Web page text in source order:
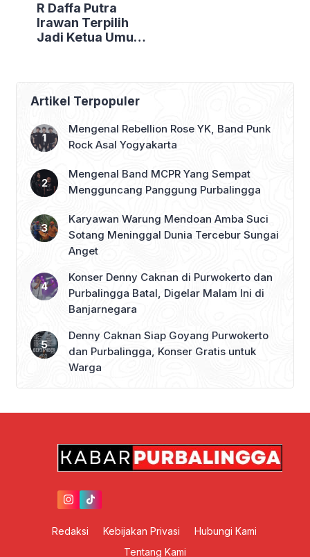
R Daffa Putra
Irawan Terpilih
Jadi Ketua Umum
2029
Artikel Terpopuler
Mengenal Rebellion Rose YK, Band Punk
Rock Asal Yogyakarta
Mengenal Band MCPR Yang Sempat
Mengguncang Panggung Purbalingga
Karyawan Warung Mendoan Amba Suci
Sotang Meninggal Dunia Tercebur Sungai
Anget
Konser Denny Caknan di Purwokerto dan
Purbalingga Batal, Digelar Malam Ini di
Banjarnegara
Denny Caknan Siap Goyang Purwokerto
dan Purbalingga, Konser Gratis untuk
Warga
Redaksi Kebijakan Privasi
Hubungi Kami
Tentang Kami